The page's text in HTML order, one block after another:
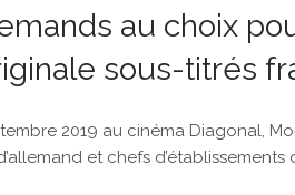
au choix
sous-titrés
2019 au cinéma Diagonal,
et chefs d’établissements